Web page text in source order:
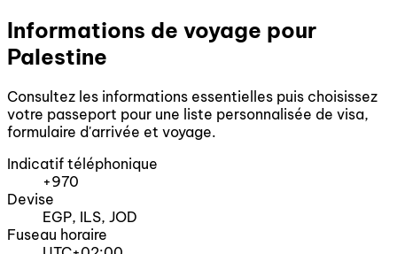
Informations de voyage pour
Palestine
Consultez les informations essentielles puis choisissez
votre passeport pour une liste personnalisée de visa,
formulaire d'arrivée et voyage.
Indicatif téléphonique
+970
Devise
EGP, ILS, JOD
Fuseau horaire